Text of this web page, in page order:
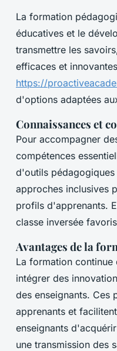
La formation
éducatives et le
transmettre les
efficaces et
https://
d'options adaptées
Connaissances et
Pour accompagner
compétences
d'outils pédagogiques
approches inclusives
profils d'apprenants.
classe inversée
Avantages de la
La formation continue
intégrer des
des enseignants. Ces
apprenants et
enseignants
une transmission des